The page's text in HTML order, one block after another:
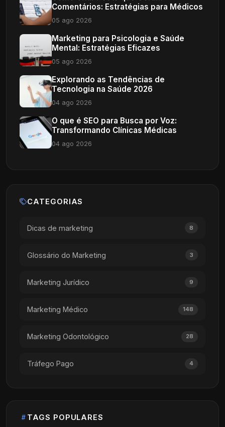
Comentários: Estratégias para Médicos
05 ago 2026
Marketing para Psicologia e Saúde
Mental: Estratégias Eficazes
05 ago 2026
Explorando as Tendências de
Tecnologia na Saúde 2026
04 ago 2026
O que é SEO para Busca por Voz:
Transformando Clínicas Médicas
04 ago 2026
CATEGORIAS
Dicas de marketing 8
Glossário do Marketing 3
Marketing Jurídico 9
Marketing Médico 148
Marketing Odontológico 28
Tráfego Pago 4
TAGS POPULARES